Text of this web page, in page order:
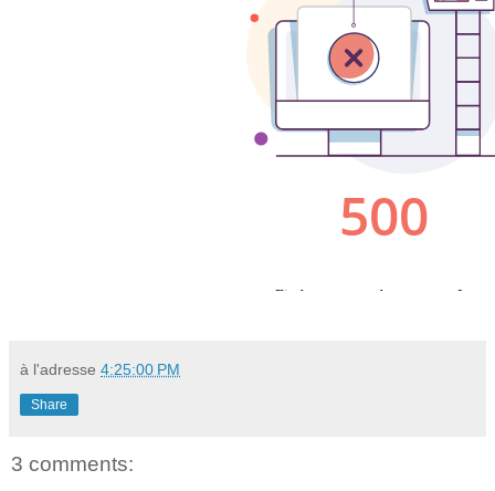
à l'adresse 4:25:00 PM
Share
3 comments: